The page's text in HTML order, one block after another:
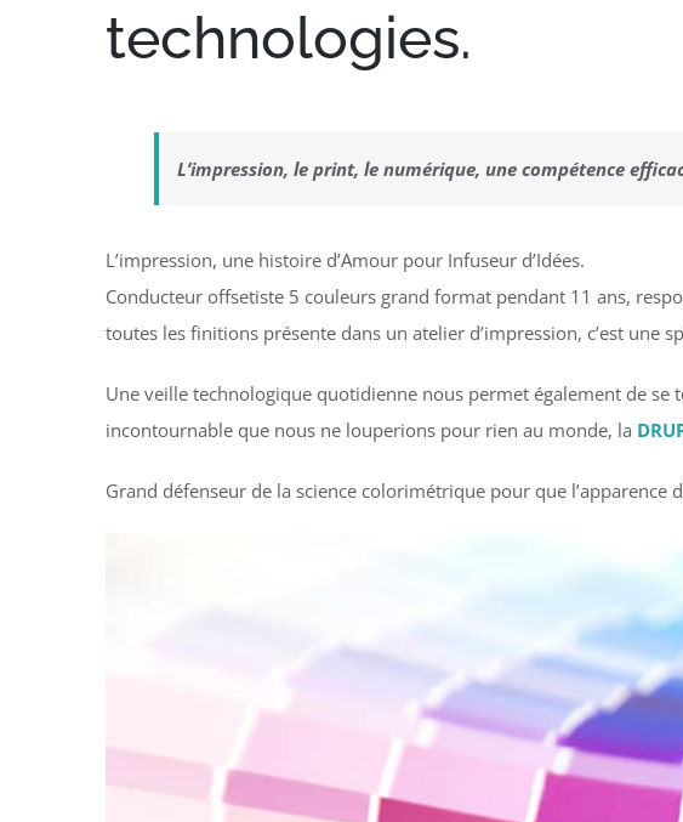
technologies.
L’impression, le print, le numérique, une compétence
L’impression, une histoire d’Amour pour Infuseur d’Idées.
Conducteur offsetiste 5 couleurs grand format pendant 11 ans,
toutes les finitions présente dans un atelier d’impression, c’est une
Une veille technologique quotidienne nous permet également de
incontournable que nous ne louperions pour rien au monde, la
Grand défenseur de la science colorimétrique pour que